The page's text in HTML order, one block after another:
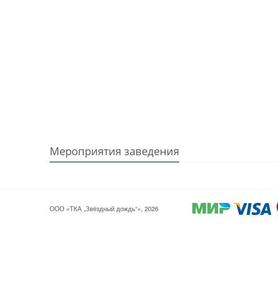
Мероприятия заведения
ООО «ТКА „Звёздный дождь“», 2026